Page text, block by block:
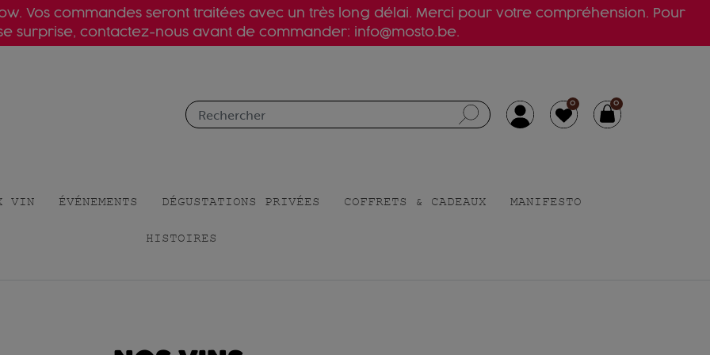
Vos commandes seront traitées avec un très long délai. Merci pour votre compréhension. Pour
surprise, contactez-nous avant de commander: info@mosto.be.
0 0
VIN ÉVÉNEMENTS DÉGUSTATIONS PRIVÉES COFFRETS & CADEAUX MANIFESTO
HISTOIRES